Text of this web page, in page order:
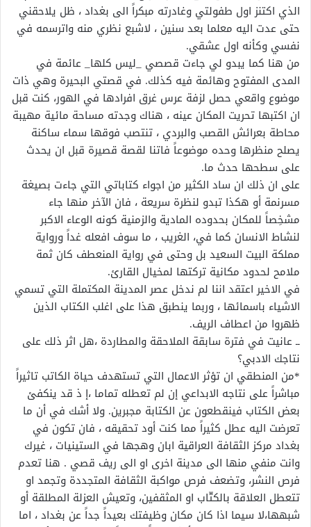
الذي اكتنز اول طفولتي وغادرته مبكراً الى بغداد ، ظل يلاحقني
حتى عدت اليه معلما بعد سنين ، لاشبع نظري منه واترسمه في
نفسي وكأنه اول عشقي.
من هنا كما يبدو لي جاءت قصصي _ليس كلها_ عائمة في
المدى المفتوح وهائمة فيه كذلك. في قصتي البحيرة وهي ذات
موضوع واقعي حصل لزفة عرس غرق افرادها في الهور، كنت قبل
ان اكتبها تحريت المكان عينه ، هناك وجدته مساحة مائية مهيبة
محاطة بعرائش القصب والبردي ، تنتصب فوقها سماء ساكنة
يصلح منظرها وحده موضوعاً فاتنا لقصة قصيرة قبل ان يحدث
على سطحها حدث ما.
على ان ذلك ان ساد الكثير من اجواء كتاباتي التي جاءت بصيغة
مسرنمة أو هكذا تبدو لنظرة سريعة ، فان الآخر منها جاء
مشخِصاً للمكان بحدوده المادية والزمنية كونه الوعاء الاكبر
لنشاط الانسان كما في، الغريب ، ما سوف افعله غداً ورواية
مملكة البيت السعيد بل وحتى في رواية المنعطف كان ثمة
ملامح لحدود مكانية تركتها لمخيال القارئ.
في الاخير اعتقد اننا لم ندخل عصر المدينة المكتملة التي تسمي
الاشياء باسمائها ، وربما ينطبق هذا على اغلب الكتاب الذين
ظهروا من اعطاف الريف.
ــ عانيت في فترة سابقة الملاحقة والمطاردة ،هل اثر ذلك على
نتاجك الادبي؟
*من المنطقي ان تؤثر الاعمال التي تستهدف حياة الكاتب تاثيراً
مباشراً على نتاجه الابداعي إن لم تعطله تماما ،إ ذ قد ينكفئ
بعض الكتاب فينقطعون عن الكتابة مجبرين. ولا أشك في أن ما
تعرضت اليه عطل كثيراً مما كنت أود تحقيقه ، فان تكون في
بغداد مركز الثقافة العراقية ابان وهجها في الستينيات ، غيرك
وانت منفي منها الى مدينة اخرى او الى ريف قصي . هنا تعدم
فرص النشر، وتضعف فرص مواكبة الثقافة المتجددة وتجمد او
تتعطل العلاقة بالكتّاب او المثقفين، وتعيش العزلة المطلقة أو
شبهها،لا سيما اذا كان مكان وظيفتك بعيداً جداً عن بغداد ، اما